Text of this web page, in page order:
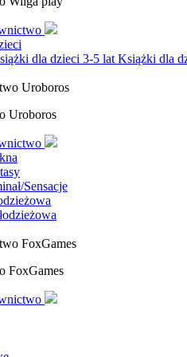
dla dzieci 3-5 lat Książki dla
Uroboros
Sensacje
FoxGames